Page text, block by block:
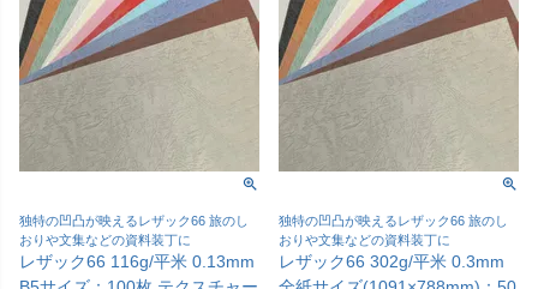
独特の凹凸が映えるレザック66 旅のし
おりや文集などの資料装丁に
レザック66 116g/平米 0.13mm
独特の凹凸が映えるレザック66 旅のし
おりや文集などの資料装丁に
レザック66 302g/平米 0.3mm